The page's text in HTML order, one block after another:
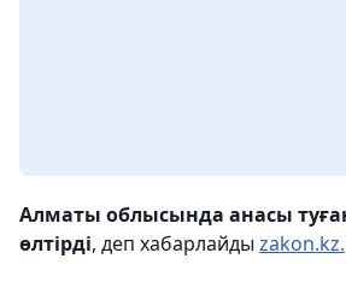
Алматы облысында анасы
өлтірді, деп хабарлайды zakon.kz.